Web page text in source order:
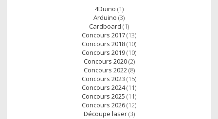
4Duino (1)
Arduino (3)
Cardboard (1)
Concours 2017(13)
Concours 2018(10)
Concours 2019(10)
Concours 2020(2)
Concours 2022(8)
Concours 2023 (15)
Concours 2024(11)
Concours 2025 (11)
Concours 2026(12)
Découpe laser(3)